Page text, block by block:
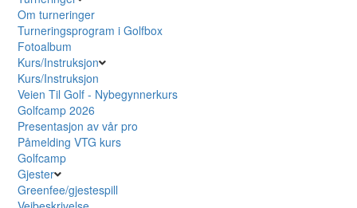
Om turneringer
Turneringsprogram i Golfbox
Fotoalbum
Kurs/Instruksjon
Kurs/Instruksjon
Veien Til Golf - Nybegynnerkurs
Golfcamp 2026
Presentasjon av vår pro
Påmelding VTG kurs
Golfcamp
Gjester
Greenfee/gjestespill